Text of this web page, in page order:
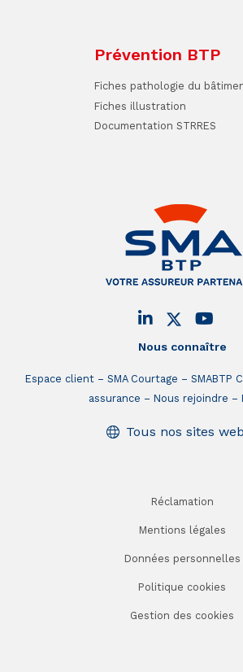
Nous connaître
Espace client SMA Courtage SMABTP
assurance
Nous rejoindre
Tous nos sites web
Prévention BTP
Fiches pathologie du
Fiches illustration
Documentation STRRES
Réclamation
Mentions légales
Données personnelles
Politique cookies
Gestion des cookies